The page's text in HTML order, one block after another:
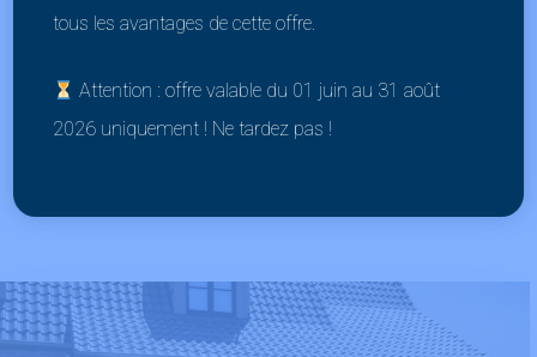
Contactez-nouspour obtenir un devis gratuit et
agréable.
tous les avantages de cette offre.
Attention : offre valable du 01 juin au 31 août
2026 uniquement ! Ne tardez pas !